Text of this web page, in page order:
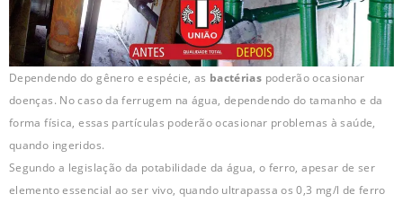
Dependendo do gênero e espécie, as bactérias poderão ocasionar
doenças. No caso da ferrugem na água, dependendo do tamanho e da
forma física, essas partículas poderão ocasionar problemas à saúde,
quando ingeridos.
Segundo a legislação da potabilidade da água, o ferro, apesar de ser
elemento essencial ao ser vivo, quando ultrapassa os 0,3 mg/l de ferro